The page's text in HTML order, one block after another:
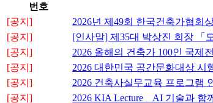
번호
[공지]
2026년 제49회 한국건축가협회
[공지]
[인사말] 제35대 박상진 회장 「
[공지]
2026 올해의 건축가 100인 국제전
[공지]
2026 대한민국 공간문화대상 시
[공지]
2026 건축사실무교육 프로그램
[공지]
2026 KIA Lecture _ AI 기술과